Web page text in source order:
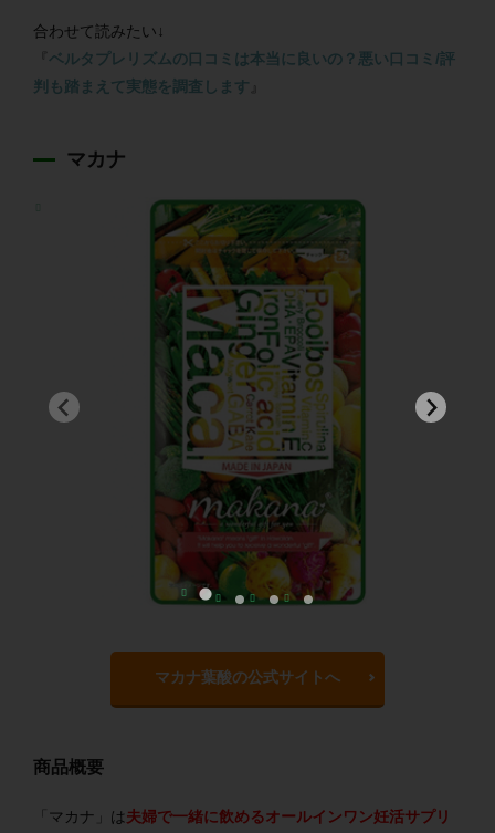
合わせて読みたい↓
ベルタプレリズムの口コミは本当に良いの？悪い口コミ/評
判も踏まえて実態を調査します
マカナ
マカナ葉酸の公式サイトへ
商品概要
「マカナ」は夫婦で一緒に飲めるオールインワン妊活サプリ